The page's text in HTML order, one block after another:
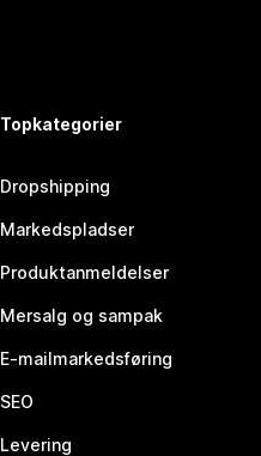
Topkategorier
Dropshipping
Markedspladser
Produktanmeldelser
Mersalg og sampak
E-mailmarkedsføring
SEO
Levering